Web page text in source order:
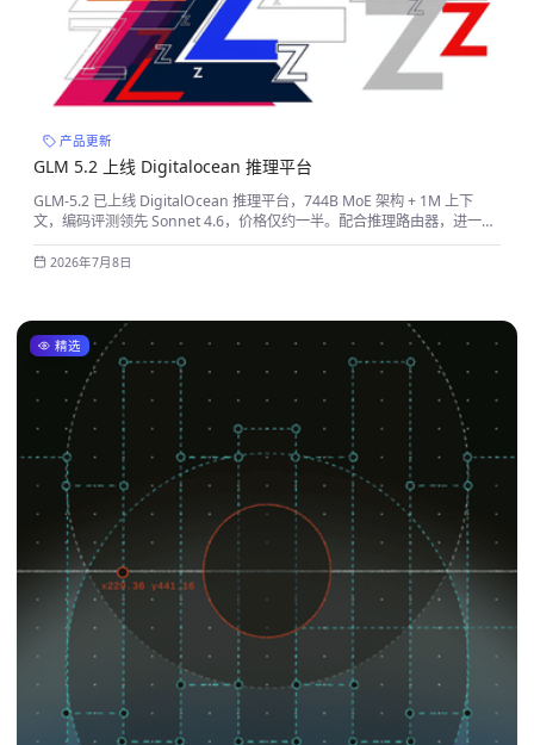
产品更新
GLM 5.2 上线 Digitalocean 推理平台
GLM-5.2 已上线 DigitalOcean 推理平台，744B MoE 架构 + 1M 上下
文，编码评测领先 Sonnet 4.6，价格仅约一半。配合推理路由器，进一步
优化多模型调用成本。
2026年7月8日
精选